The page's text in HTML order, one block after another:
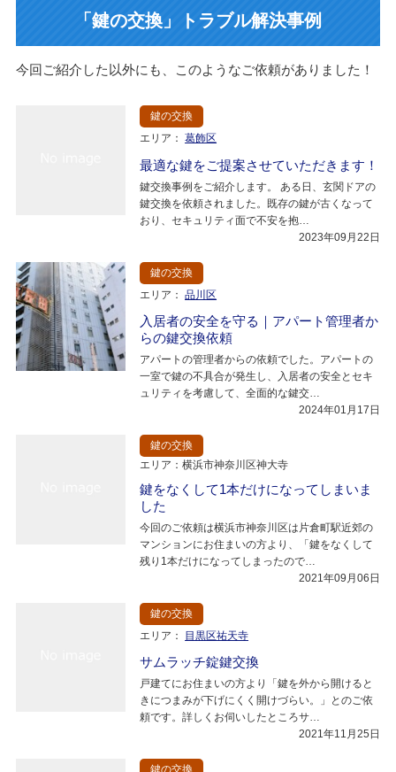
「鍵の交換」トラブル解決事例
今回ご紹介した以外にも、このようなご依頼がありました！
鍵の交換
エリア： 葛飾区
最適な鍵をご提案させていただきます！
鍵交換事例をご紹介します。 ある日、玄関ドアの
鍵交換を依頼されました。既存の鍵が古くなって
おり、セキュリティ面で不安を抱…
2023年09月22日
鍵の交換
エリア： 品川区
入居者の安全を守る｜アパート管理者か
らの鍵交換依頼
アパートの管理者からの依頼でした。アパートの
一室で鍵の不具合が発生し、入居者の安全とセキ
ュリティを考慮して、全面的な鍵交…
2024年01月17日
鍵の交換
エリア：横浜市神奈川区神大寺
鍵をなくして1本だけになってしまいま
した
今回のご依頼は横浜市神奈川区は片倉町駅近郊の
マンションにお住まいの方より、「鍵をなくして
残り1本だけになってしまったので…
2021年09月06日
鍵の交換
エリア：
目黒区祐天寺
サムラッチ錠鍵交換
戸建てにお住まいの方より「鍵を外から開けると
きにつまみが下げにくく開けづらい。」とのご依
頼です。詳しくお伺いしたところサ…
2021年11月25日
鍵の交換